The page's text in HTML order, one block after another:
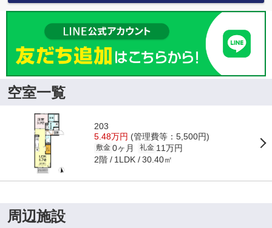
空室一覧
203
5.48万円 (管理費等：5,500円)
敷金 0ヶ月 礼金 11万円
2階 1LDK 30.40㎡
周辺施設